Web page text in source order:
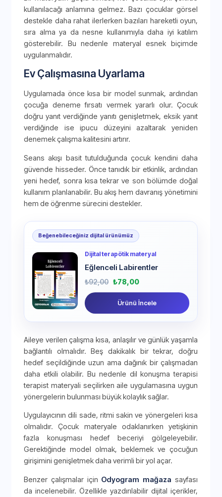
kullanılacağı anlamına gelmez. Bazı çocuklar görsel
destekle daha rahat ilerlerken bazıları hareketli oyun,
sıra alma ya da nesne kullanımıyla daha iyi katılım
gösterebilir. Bu nedenle materyal esnek biçimde
uygulanmalıdır.
Ev Çalışmasına Uyarlama
Uygulamada önce kısa bir model sunmak, ardından
çocuğa deneme fırsatı vermek yararlı olur. Çocuk
doğru yanıt verdiğinde yanıtı genişletmek, eksik yanıt
verdiğinde ise ipucu düzeyini azaltarak yeniden
denemek çalışma kalitesini artırır.
Seans akışı basit tutulduğunda çocuk kendini daha
güvende hisseder. Önce tanıdık bir etkinlik, ardından
yeni hedef, sonra kısa tekrar ve son bölümde doğal
kullanım planlanabilir. Bu akış hem davranış yönetimini
hem de öğrenme sürecini destekler.
Beğenebileceğiniz dijital ürünümüz
Dijital terapötik materyal
Eğlenceli Labirentler
₺92,00 ₺78,00
Ürünü İncele
Aileye verilen çalışma kısa, anlaşılır ve günlük yaşamla
bağlantılı olmalıdır. Beş dakikalık bir tekrar, doğru
hedef seçildiğinde uzun ama dağınık bir çalışmadan
daha etkili olabilir. Bu nedenle dil konuşma terapisi
terapist materyali seçilirken aile uygulamasına uygun
yönergelerin bulunması büyük kolaylık sağlar.
Uygulayıcının dili sade, ritmi sakin ve yönergeleri kısa
olmalıdır. Çocuk materyale odaklanırken yetişkinin
fazla konuşması hedef beceriyi gölgeleyebilir.
Gerektiğinde model olmak, beklemek ve çocuğun
girişimini genişletmek daha verimli bir yol açar.
Benzer çalışmalar için Odyogram mağaza sayfası
da incelenebilir. Özellikle yazdırılabilir dijital içerikler,